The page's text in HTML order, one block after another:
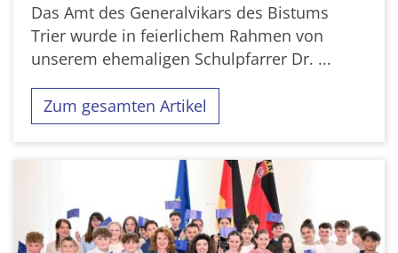
Das Amt des Generalvikars des Bistums
Trier wurde in feierlichem Rahmen von
unserem ehemaligen Schulpfarrer Dr. ...
Zum gesamten Artikel